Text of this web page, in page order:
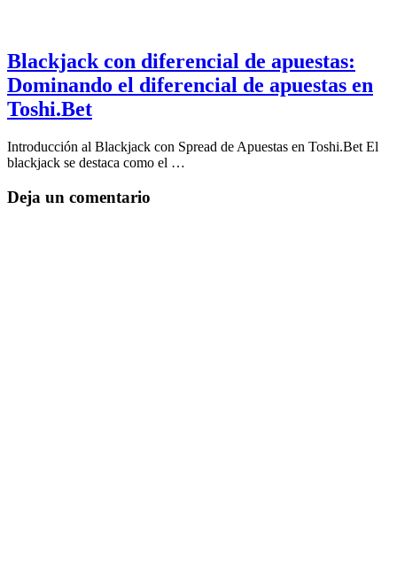
Blackjack con diferencial de apuestas:
Dominando el diferencial de apuestas en
Toshi.Bet
Introducción al Blackjack con Spread de Apuestas en Toshi.Bet El
blackjack se destaca como el …
Deja un comentario